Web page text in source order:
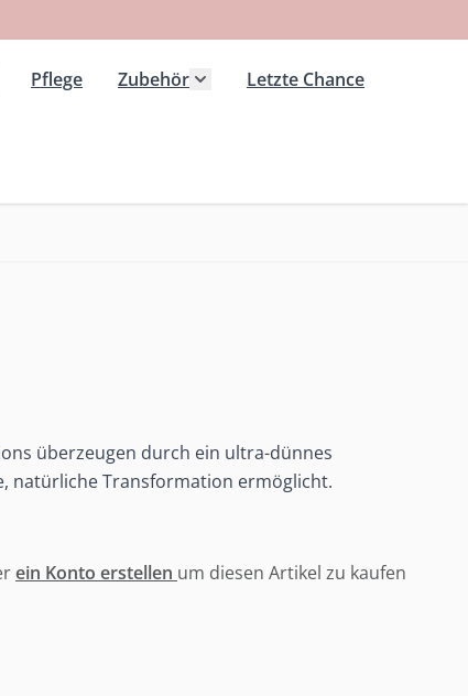
Pflege
Zubehör
Letzte Chance
überzeugen durch ein ultra-dünnes
natürliche Transformation ermöglicht.
ein Konto erstellen um diesen Artikel zu kaufen